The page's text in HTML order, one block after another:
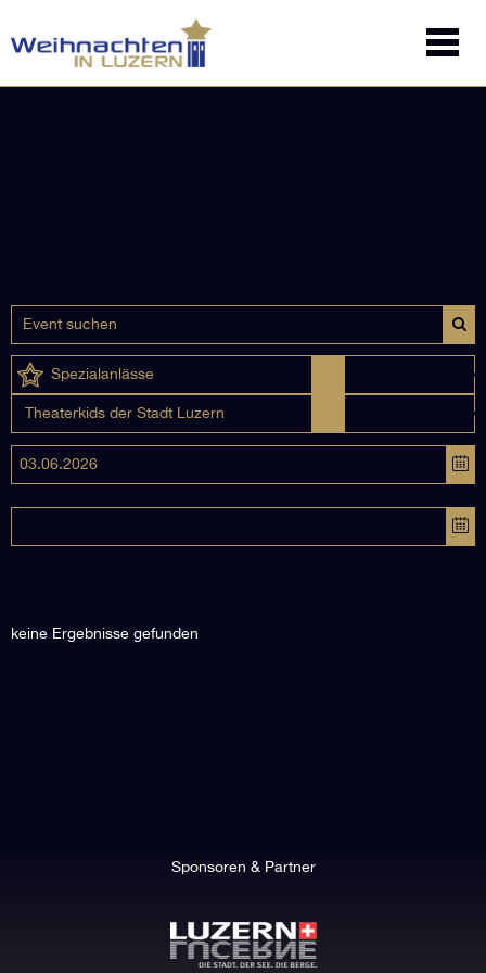
Spezialanlässe
Theaterkids der Stadt Luzern
keine Ergebnisse gefunden
Sponsoren & Partner